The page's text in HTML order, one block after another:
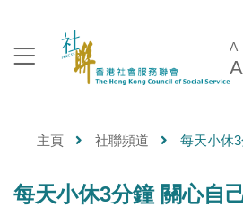
A
A
主頁 社聯頻道 每天小休
每天小休3分鐘 關心自